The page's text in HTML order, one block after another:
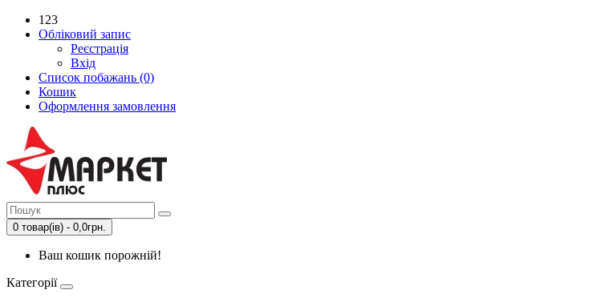
123
Обліковий запис
Реєстрація
Вхід
Список побажань (0)
Кошик
Оформлення замовлення
0 товар(ів) - 0,0грн.
Ваш кошик порожній!
Категорії